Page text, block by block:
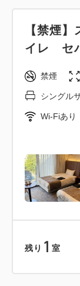
【禁煙
イレ セ
禁煙
シングル
Wi-Fiあり
残り 1 室